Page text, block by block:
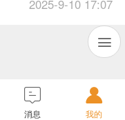
2025-9-10 17:07
消息 我的